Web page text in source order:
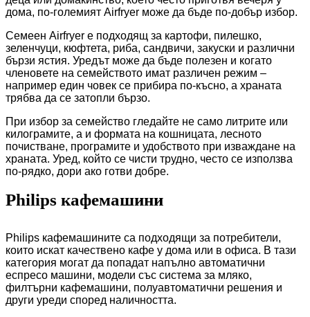
дома, по-големият Airfryer може да бъде по-добър избор.
Семеен Airfryer е подходящ за картофи, пилешко,
зеленчуци, кюфтета, риба, сандвичи, закуски и различни
бързи ястия. Уредът може да бъде полезен и когато
членовете на семейството имат различен режим –
например един човек се прибира по-късно, а храната
трябва да се затопли бързо.
При избор за семейство гледайте не само литрите или
килограмите, а и формата на кошницата, лесното
почистване, програмите и удобството при изваждане на
храната. Уред, който се чисти трудно, често се използва
по-рядко, дори ако готви добре.
Philips кафемашини
Philips кафемашините са подходящи за потребители,
които искат качествено кафе у дома или в офиса. В тази
категория могат да попадат напълно автоматични
еспресо машини, модели със система за мляко,
филтърни кафемашини, полуавтоматични решения и
други уреди според наличността.